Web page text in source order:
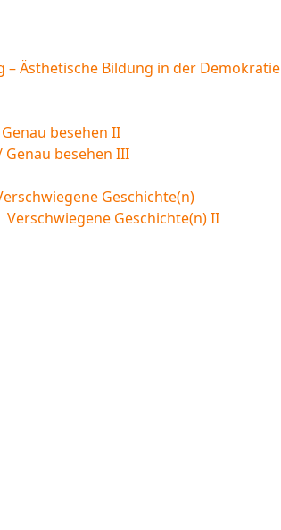
Ästhetische Bildung in der Demokratie
besehen II
Genau besehen III
Geschichte(n)
Geschichte(n) II